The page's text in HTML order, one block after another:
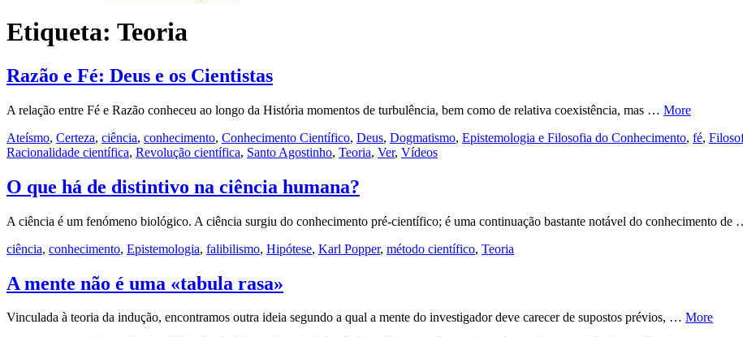
Etiqueta: Teoria
Razão e Fé: Deus e os Cientistas
A relação entre Fé e Razão conheceu ao longo da História momentos de turbulência, bem como de relativa coexistência, mas … More
Ateísmo, Certeza, ciência, conhecimento, Conhecimento Científico, Deus, Dogmatismo, Epistemologia e Filosofia do Conhecimento, fé,
Racionalidade científica, Revolução científica, Santo Agostinho, Teoria, Ver, Vídeos
O que há de distintivo na ciência humana?
A ciência é um fenómeno biológico. A ciência surgiu do conhecimento pré-científico; é uma continuação bastante notável do conhecimento de
ciência, conhecimento, Epistemologia, falibilismo, Hipótese, Karl Popper, método científico, Teoria
A mente não é uma «tabula rasa»
Vinculada à teoria da indução, encontramos outra ideia segundo a qual a mente do investigador deve carecer de supostos prévios, … More